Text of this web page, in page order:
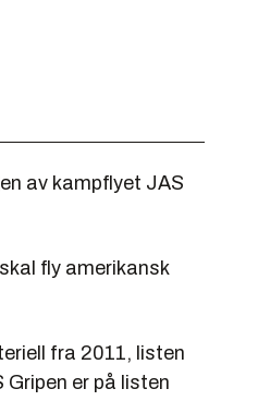
av kampflyet JAS
fly amerikansk
fra 2011, listen
er på listen